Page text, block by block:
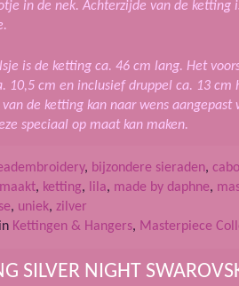
in de nek. Achterzijde van de ketting
is de ketting ca. 46 cm lang. Het
10,5 cm en inclusief druppel ca. 13 cm
de ketting kan naar wens aangepast
speciaal op maat kan maken.
, bijzondere sieraden,
, ketting, lila, made by daphne,
, uniek, zilver
Kettingen & Hangers, Masterpiece
SILVER NIGHT